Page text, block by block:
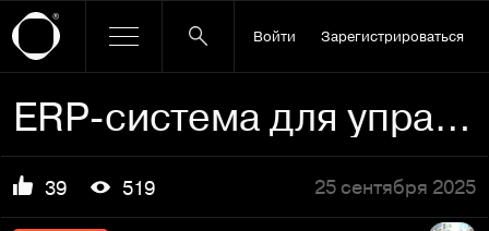
Войти Зарегистрироваться
ERP-система для управления производством
39 519 25 сентября 2025